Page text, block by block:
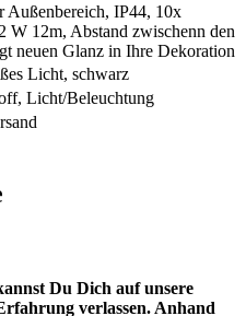
IP44, 10x
W 12m, Abstand zwischenn den
neuen Glanz in Ihre Dekoration
Licht, schwarz
, Licht/Beleuchtung
Du Dich auf unsere
verlassen. Anhand